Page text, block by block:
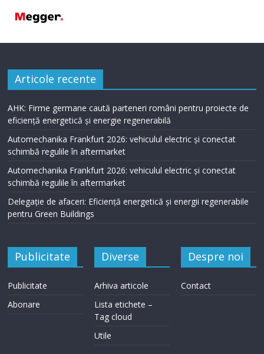
Articole recente
AHK: Firme germane caută parteneri români pentru proiecte de
eficiență energetică și energie regenerabilă
Automechanika Frankfurt 2026: vehiculul electric și conectat
schimbă regulile în aftermarket
Automechanika Frankfurt 2026: vehiculul electric și conectat
schimbă regulile în aftermarket
Delegație de afaceri: Eficiență energetică și energii regenerabile
pentru Green Buildings
Publicitate
Publicitate
Abonare
Diverse
Arhiva articole
Lista etichete –
Tag cloud
Utile
Despre noi
Contact